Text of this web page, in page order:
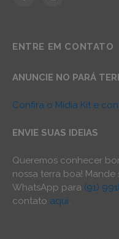
ENTRE EM CONTATO
ANUNCIE NO PARÁ
Confira o Mídia Kit e
ENVIE SUAS IDEIAS
Queremos conhecer
nossa terra boa!
WhatsApp para (91)
contato aqui.